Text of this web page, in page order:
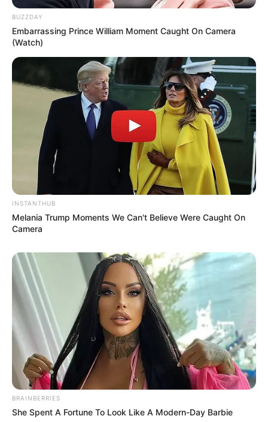
ΕΥΒΟΙΑ
ΤΑΥΤΟΤΗΤΑ ΚΑΙ ΕΠΙΚΟΙΝΩΝΙΑ ΟΡΟΙ ΧΡΗΣΗΣ
BUZZDAY
Embarrassing Prince William Moment Caught On Camera
(Watch)
INSTANTHUB
Melania Trump Moments We Can't Believe Were Caught On
Camera
BRAINBERRIES
She Spent A Fortune To Look Like A Modern-Day Barbie